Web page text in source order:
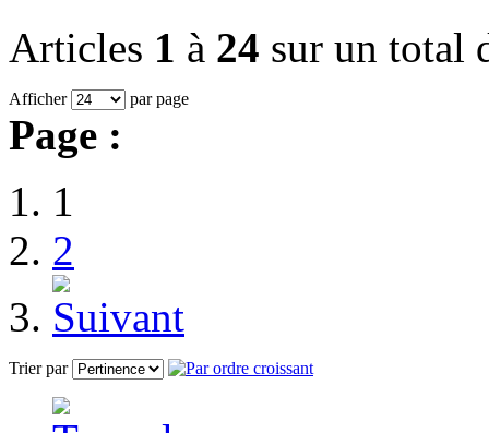
Articles 1 à 24 sur un total
Afficher par page
Page :
1
2
Trier par